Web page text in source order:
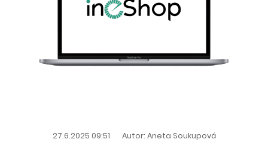
27.6.2025 09:51 Autor: Aneta Soukupová